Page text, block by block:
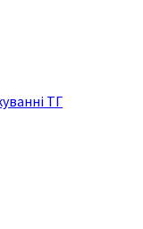
ТГ